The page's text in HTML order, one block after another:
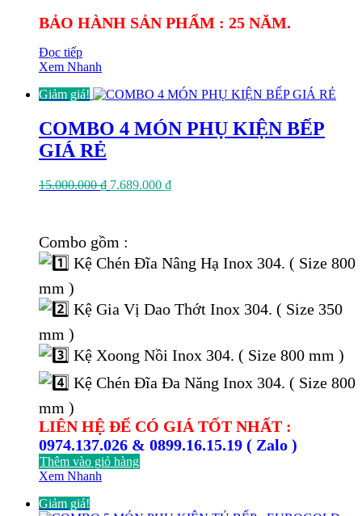
BẢO HÀNH SẢN PHẨM : 25 NĂM.
Đọc tiếp
Xem Nhanh
Giảm giá!
COMBO 4 MÓN PHỤ KIỆN BẾP
GIÁ RẺ
15.000.000₫ Giá
7.689.000 ₫Giá
Combo gồm :
Kệ Chén Đĩa Nâng Hạ Inox 304. ( Size 800
mm )
Kệ Gia Vị Dao Thớt Inox 304. ( Size 350
mm )
Kệ Xoong Nồi Inox 304. ( Size 800 mm )
Kệ Chén Đĩa Đa Năng Inox 304. ( Size 800
mm )
LIÊN HỆ ĐỂ CÓ GIÁ TỐT NHẤT :
0974.137.026 & 0899.16.15.19 ( Zalo )
Thêm vào giỏ hàng
Xem Nhanh
Giảm giá!